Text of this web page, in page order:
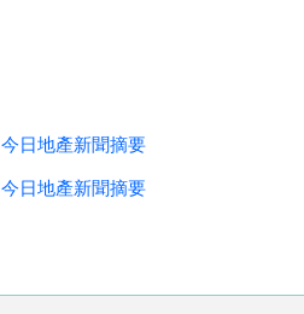
今日地產新聞摘要
今日地產新聞摘要